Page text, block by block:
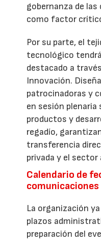
gobernanza de
como factor
Por su parte, el
tecnológico
destacado a
Innovación.
patrocinadoras y
en sesión
productos y
regadío,
transferencia
privada y el
Calendario de
comunicaciones
La organización
plazos
preparación del